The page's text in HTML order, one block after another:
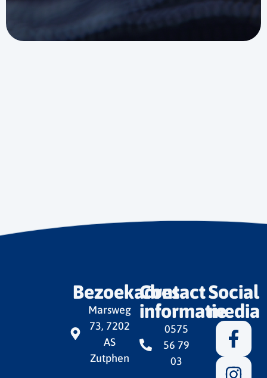
Bezoekadres
Marsweg
73, 7202
AS
Zutphen
Contact
informatie
0575
56 79
03
Social
media